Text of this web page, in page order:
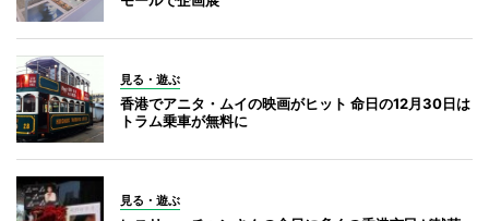
見る・遊ぶ
香港でアニタ・ムイの映画がヒット 命日の12月30日は
トラム乗車が無料に
見る・遊ぶ